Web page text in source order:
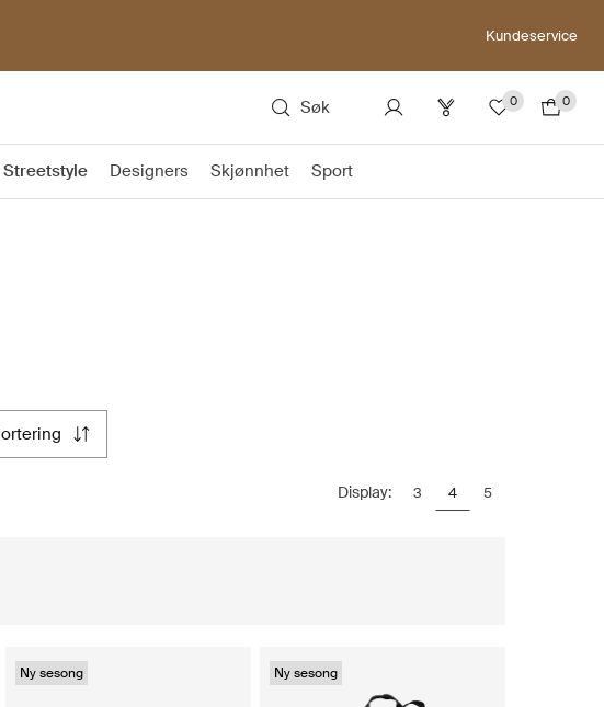
Kundeservice
Søk 0 0
Streetstyle Designers Skjønnhet Sport
sortering
Display: 3 4 5
Ny sesong Ny sesong